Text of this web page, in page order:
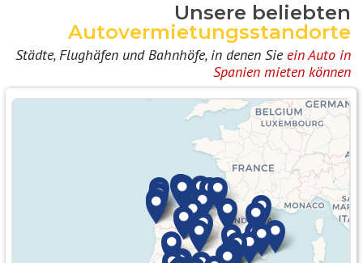
Unsere beliebten
Autovermietungsstandorte
Städte, Flughäfen und Bahnhöfe, in denen Sie ein Auto in
Spanien mieten können